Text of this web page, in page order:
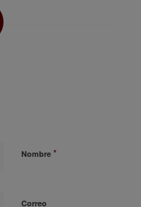
Nombre *
Correo